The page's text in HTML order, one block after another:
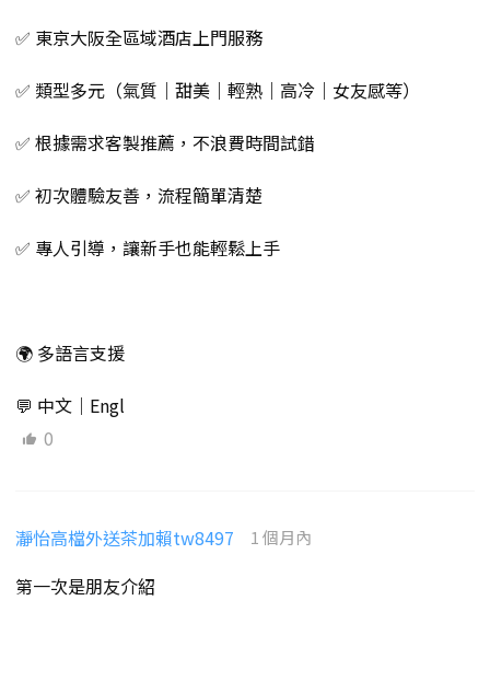
✅ 東京大阪全區域酒店上門服務
✅ 類型多元（氣質｜甜美｜輕熟｜高冷｜女友感等）
✅ 根據需求客製推薦，不浪費時間試錯
✅ 初次體驗友善，流程簡單清楚
✅ 專人引導，讓新手也能輕鬆上手
🌍 多語言支援
💬 中文｜Engl
0
瀞怡高檔外送茶加賴tw8497 1 個月內
第一次是朋友介紹